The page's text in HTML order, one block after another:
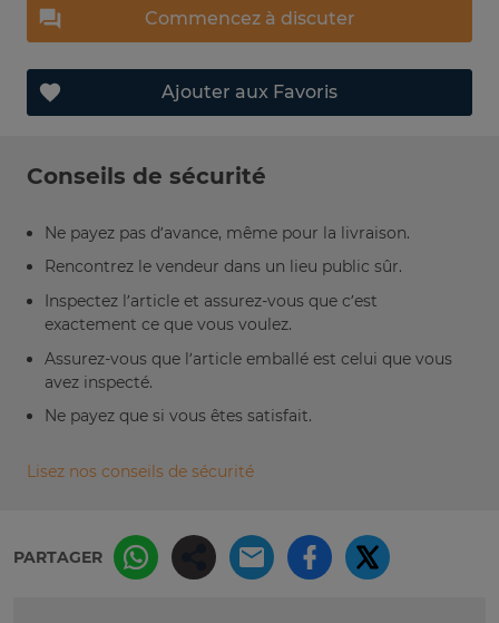
Commencez à discuter
Ajouter aux Favoris
Conseils de sécurité
Ne payez pas d’avance, même pour la livraison.
Rencontrez le vendeur dans un lieu public sûr.
Inspectez l’article et assurez-vous que c’est
exactement ce que vous voulez.
Assurez-vous que l’article emballé est celui que vous
avez inspecté.
Ne payez que si vous êtes satisfait.
Lisez nos conseils de sécurité
PARTAGER